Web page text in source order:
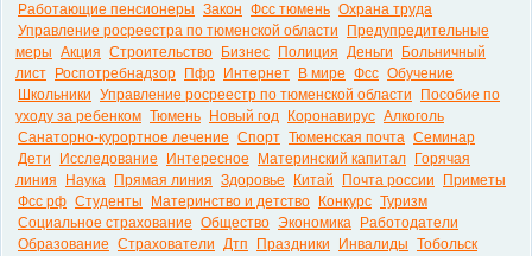
Работающие пенсионеры Закон Фсс тюмень Охрана труда
Управление росреестра по тюменской области
Предупредительные
меры Акция Строительство Бизнес Полиция Деньги
Больничный
лист
Роспотребнадзор Пфр Интернет В мире Фсс Обучение
Школьники Управление росреестр по тюменской области
Пособие по
уходу за ребенком Тюмень Новый год Коронавирус Алкоголь
Санаторно-курортное лечение Спорт Тюменская почта Семинар
Дети
Исследование Интересное Материнский капитал
Горячая
линия
Наука Прямая линия Здоровье Китай Почта россии
Приметы
Фсс рф Студенты Материнство и детство Конкурс Туризм
Социальное страхование Общество Экономика
Работодатели
Образование Страхователи Дтп Праздники Инвалиды Тобольск